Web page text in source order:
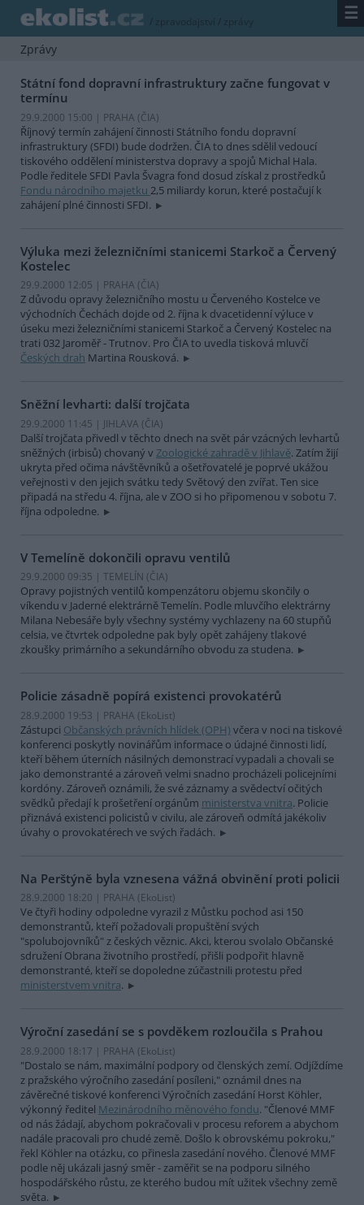
/ zpravodajství / zprávy ☰
Zprávy
Státní fond dopravní infrastruktury začne fungovat v
termínu
29.9.2000 15:00 | PRAHA (ČIA)
Říjnový termín zahájení činnosti Státního fondu dopravní
infrastruktury (SFDI) bude dodržen. ČIA to dnes sdělil vedoucí
tiskového oddělení ministerstva dopravy a spojů Michal Hala.
Podle ředitele SFDI Pavla Švagra fond dosud získal z prostředků
Fondu národního majetku 2,5 miliardy korun, které postačují k
zahájení plné činnosti SFDI.
Výluka mezi železničními stanicemi Starkoč a Červený
Kostelec
29.9.2000 12:05 | PRAHA (ČIA)
Z důvodu opravy železničního mostu u Červeného Kostelce ve
východních Čechách dojde od 2. října k dvacetidenní výluce v
úseku mezi železničními stanicemi Starkoč a Červený Kostelec na
trati 032 Jaroměř - Trutnov. Pro ČIA to uvedla tisková mluvčí
Českých drah Martina Rousková.
Sněžní levharti: další trojčata
29.9.2000 11:45 | JIHLAVA (ČIA)
Další trojčata přivedl v těchto dnech na svět pár vzácných levhartů
sněžných (irbisů) chovaný v Zoologické zahradě v Jihlavě. Zatím žijí
ukryta před očima návštěvníků a ošetřovatelé je poprvé ukážou
veřejnosti v den jejich svátku tedy Světový den zvířat. Ten sice
připadá na středu 4. října, ale v ZOO si ho připomenou v sobotu 7.
října odpoledne.
V Temelíně dokončili opravu ventilů
29.9.2000 09:35 | TEMELÍN (ČIA)
Opravy pojistných ventilů kompenzátoru objemu skončily o
víkendu v Jaderné elektrárně Temelín. Podle mluvčího elektrárny
Milana Nebesáře byly všechny systémy vychlazeny na 60 stupňů
celsia, ve čtvrtek odpoledne pak byly opět zahájeny tlakové
zkoušky primárního a sekundárního obvodu za studena.
Policie zásadně popírá existenci provokatérů
28.9.2000 19:53 | PRAHA (EkoList)
Zástupci Občanských právních hlídek (OPH) včera v noci na tiskové
konferenci poskytly novinářům informace o údajné činnosti lidí,
kteří během úterních násilných demonstrací vypadali a chovali se
jako demonstranté a zároveň velmi snadno procházeli policejními
kordóny. Zároveň oznámili, že své záznamy a svědectví očitých
svědků předají k prošetření orgánům ministerstva vnitra. Policie
přiznává existenci policistů v civilu, ale zároveň odmítá jakékoliv
úvahy o provokatérech ve svých řadách.
Na Perštýně byla vznesena vážná obvinění proti policii
28.9.2000 18:20 | PRAHA (EkoList)
Ve čtyři hodiny odpoledne vyrazil z Můstku pochod asi 150
demonstrantů, kteří požadovali propuštění svých
"spolubojovníků" z českých věznic. Akci, kterou svolalo Občanské
sdružení Obrana životního prostředí, přišli podpořit hlavně
demonstranté, kteří se dopoledne zúčastnili protestu před
ministerstvem vnitra.
Výroční zasedání se s povděkem rozloučila s Prahou
28.9.2000 18:17 | PRAHA (EkoList)
"Dostalo se nám, maximální podpory od členských zemí. Odjíždíme
z pražského výročního zasedání posíleni," oznámil dnes na
závěrečné tiskové konferenci Výročních zasedání Horst Köhler,
výkonný ředitel Mezinárodního měnového fondu. "Členové MMF
od nás žádají, abychom pokračovali v procesu reforem a abychom
nadále pracovali pro chudé země. Došlo k obrovskému pokroku,"
řekl Köhler na otázku, co přinesla zasedání nového. Členové MMF
podle něj ukázali jasný směr - zaměřit se na podporu silného
hospodářského růstu, ze kterého budou mít užitek všechny země
světa.